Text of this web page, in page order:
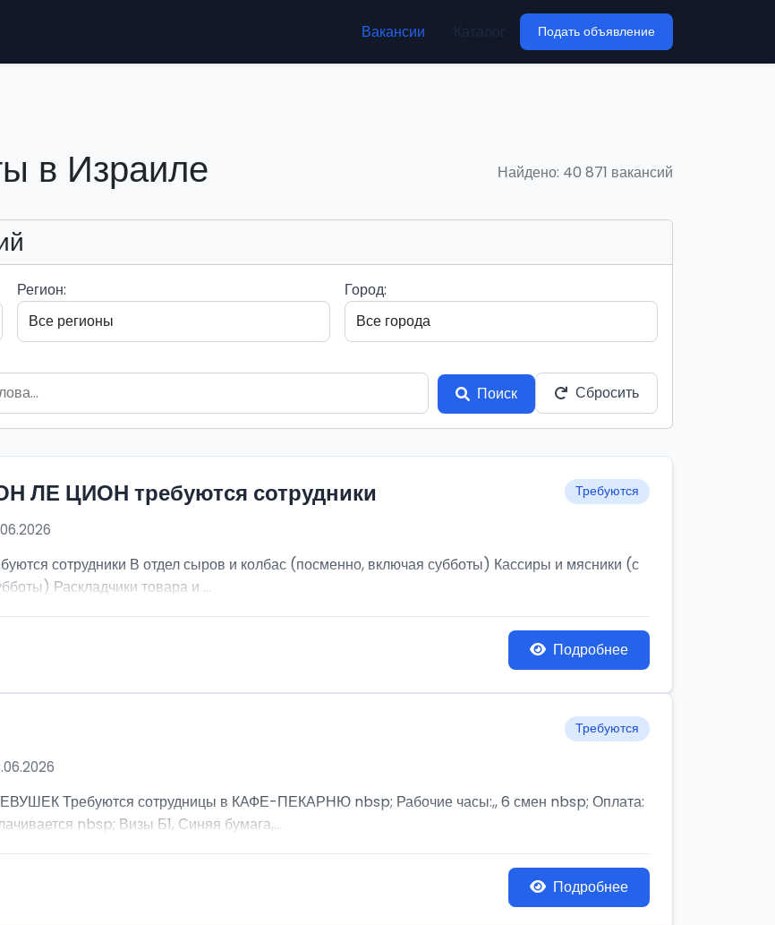
Вакансии Подать объявление
в Израиле Найдено: 40 871 вакансий
Регион: Город:
Поиск
Сбросить
ЛЕ ЦИОН требуются сотрудники Требуются
сотрудники В отдел сыров и колбас (посменно, включая субботы) Кассиры и мясники (с
Раскладчики товара и ...
Подробнее
Требуются
Требуются сотрудницы в КАФЕ-ПЕКАРНЮ nbsp; Рабочие часы:,, 6 смен nbsp; Оплата:
nbsp; Визы Б1, Синяя бумага,...
Подробнее